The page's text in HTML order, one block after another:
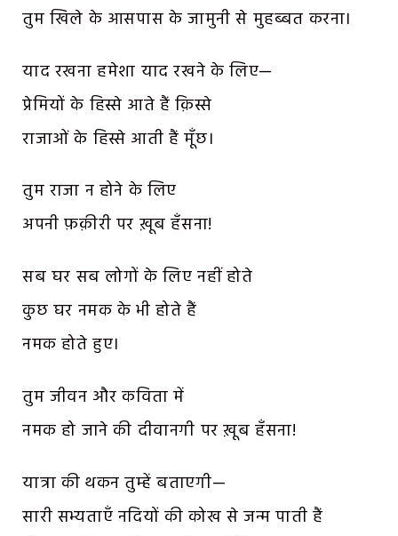
तुम खिले के आसपास के जामुनी से मुहब्बत करना।
याद रखना हमेशा याद रखने के लिए—
प्रेमियों के हिस्से आते हैं क़िस्से
राजाओं के हिस्से आती हैं मूँछ।
तुम राजा न होने के लिए
अपनी फ़क़ीरी पर ख़ूब हँसना!
सब घर सब लोगों के लिए नहीं होते
कुछ घर नमक के भी होते हैं
नमक होते हुए।
तुम जीवन और कविता में
नमक हो जाने की दीवानगी पर ख़ूब हँसना!
यात्रा की थकन तुम्हें बताएगी—
सारी सभ्यताएँ नदियों की कोख से जन्म पाती हैं